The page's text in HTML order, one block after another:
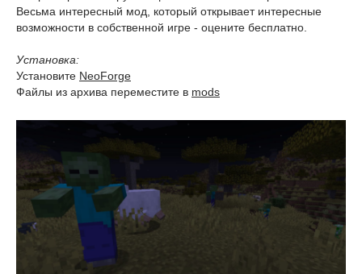
Весьма интересный мод, который открывает интересные
возможности в собственной игре - оцените бесплатно.
Установка:
Установите NeoForge
Файлы из архива переместите в mods